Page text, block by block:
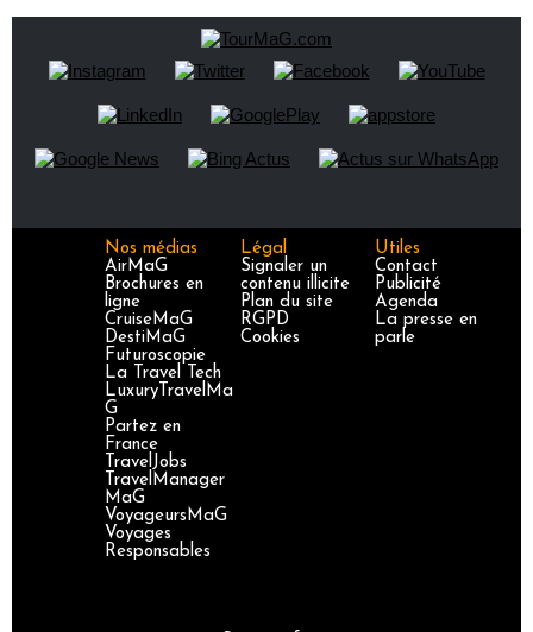
Nos médias
AirMaG
Brochures en
ligne
CruiseMaG
DestiMaG
Futuroscopie
La Travel Tech
LuxuryTravelMa
G
Partez en
France
TravelJobs
TravelManager
MaG
VoyageursMaG
Voyages
Responsables
Légal
Signaler un
contenu illicite
Plan du site
RGPD
Cookies
Utiles
Contact
Publicité
Agenda
La presse en
parle